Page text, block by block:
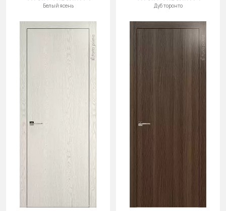
Белый ясень Дуб торонто